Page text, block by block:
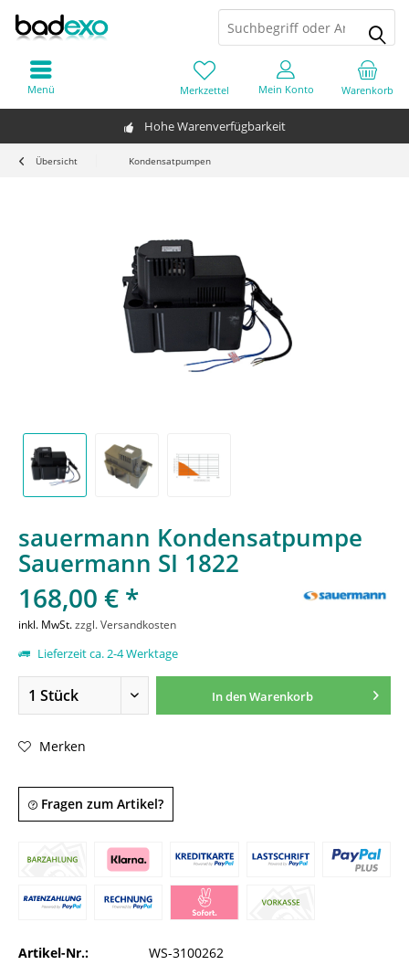
Hohe Warenverfügbarkeit
Warenkorb
Merkzettel Mein Konto
Menü
Übersicht Kondensatpumpen
sauermann Kondensatpumpe
Sauermann SI 1822
168,00 € *
inkl. MwSt.zzgl. Versandkosten
Lieferzeit ca. 2-4 Werktage
In denWarenkorb
Merken
Fragen zum Artikel?
Artikel-Nr.:
WS-3100262